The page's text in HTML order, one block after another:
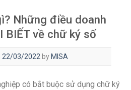
Những điều doanh
BIẾT về chữ ký số
22/03/2022 by MISA
có bắt buộc sử dụng chữ ký